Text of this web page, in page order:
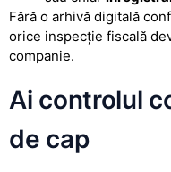
Fără o arhivă digitală
orice inspecție fiscală
companie.
Ai controlul
de cap